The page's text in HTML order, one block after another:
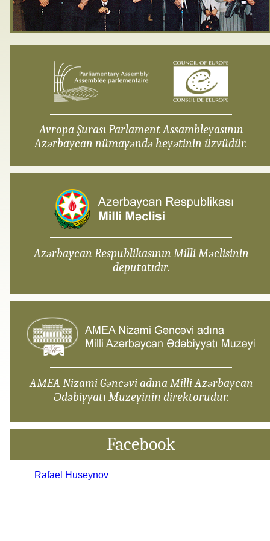
Avropa Şurası Parlament Assambleyasının
Azərbaycan nümayəndə heyətinin üzvüdür.
Azərbaycan Respublikasının Milli Məclisinin
deputatıdır.
AMEA Nizami Gəncəvi adına Milli Azərbaycan
Ədəbiyyatı Muzeyinin direktorudur.
Facebook
Rafael Huseynov